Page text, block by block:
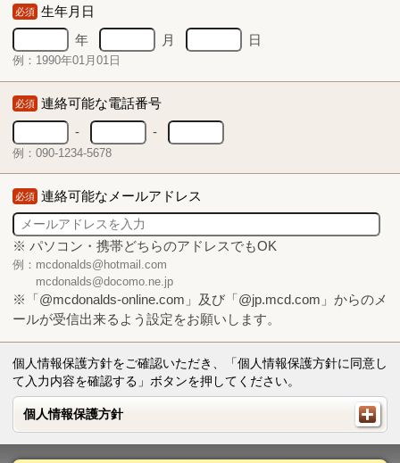
必須 生年月日
年
月 日
例：1990年01月01日
必須 連絡可能な電話番号
-
-
例：090-1234-5678
必須 連絡可能なメールアドレス
※ パソコン・携帯どちらのアドレスでもOK
例：mcdonalds@hotmail.com
mcdonalds@docomo.ne.jp
※「@mcdonalds-online.com」及び「@jp.mcd.com」からのメ
ールが受信出来るよう設定をお願いします。
個人情報保護方針をご確認いただき、「個人情報保護方針に同意し
て入力内容を確認する」ボタンを押してください。
個人情報保護方針
個人情報保護方針